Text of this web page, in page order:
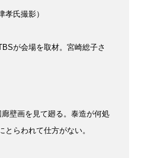
孝氏撮影）
が会場を取材。 宮崎総子さ
廊壁画を見て廻る。泰造が何処
らわれて仕方がない。